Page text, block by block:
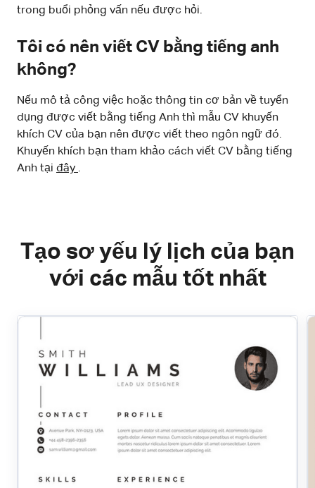
trong buổi phỏng vấn nếu được hỏi.
Tôi có nên viết CV bằng tiếng anh
không?
Nếu mô tả công việc hoặc thông tin cơ bản về tuyển
dụng được viết bằng tiếng Anh thì mẫu CV khuyến
khích CV của bạn nên được viết theo ngôn ngữ đó.
Khuyến khích bạn tham khảo cách viết CV bằng tiếng
Anh tại đây .
Tạo sơ yếu lý lịch của bạn
với các mẫu tốt nhất